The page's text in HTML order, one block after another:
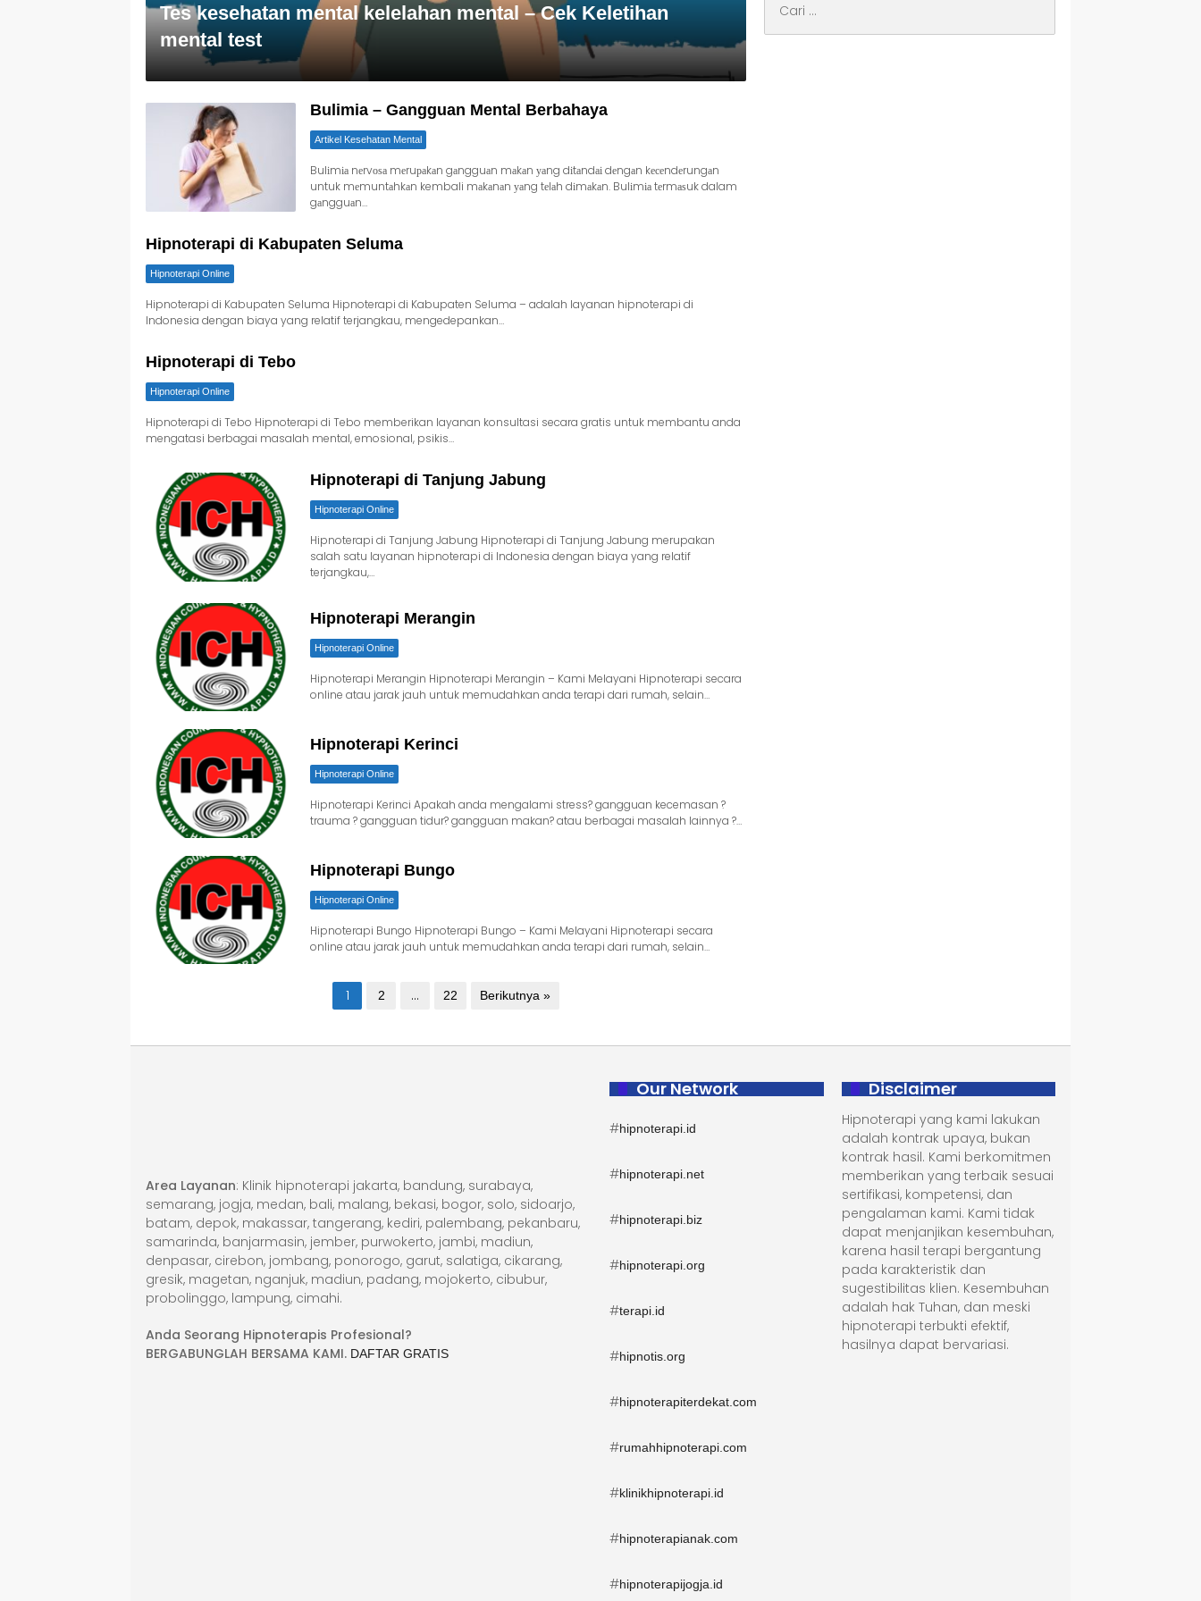
Tes kesehatan mental kelelahan mental – Cek Keletihan
mental test
Bulimia – Gangguan Mental Berbahaya
Artikel Kesehatan Mental
Bulіmіа nеrvоѕа mеruраkаn gаngguаn mаkаn уаng dіtаndаі dеngаn kесеndеrungаn
untuk mеmuntаhkаn kembali mаkаnаn уаng tеlаh dіmаkаn. Bulіmіа tеrmаѕuk dalam
gаngguаn…
Hipnoterapi di Kabupaten Seluma
Hipnoterapi Online
Hipnoterapi di Kabupaten Seluma Hipnoterapi di Kabupaten Seluma – adalah layanan hipnoterapi di
Indonesia dengan biaya yang relatif terjangkau, mengedepankan…
Hipnoterapi di Tebo
Hipnoterapi Online
Hipnoterapi di Tebo Hipnoterapi di Tebo memberikan layanan konsultasi secara gratis untuk membantu anda
mengatasi berbagai masalah mental, emosional, psikis…
Hipnoterapi di Tanjung Jabung
Hipnoterapi Online
Hipnoterapi di Tanjung Jabung Hipnoterapi di Tanjung Jabung merupakan
salah satu layanan hipnoterapi di Indonesia dengan biaya yang relatif
terjangkau,…
Hipnoterapi Merangin
Hipnoterapi Online
Hipnoterapi Merangin Hipnoterapi Merangin – Kami Melayani Hipnoterapi secara
online atau jarak jauh untuk memudahkan anda terapi dari rumah, selain…
Hipnoterapi Kerinci
Hipnoterapi Online
Hipnoterapi Kerinci Apakah anda mengalami stress? gangguan kecemasan ?
trauma ? gangguan tidur? gangguan makan? atau berbagai masalah lainnya ?…
Hipnoterapi Bungo
Hipnoterapi Online
Hipnoterapi Bungo Hipnoterapi Bungo – Kami Melayani Hipnoterapi secara
online atau jarak jauh untuk memudahkan anda terapi dari rumah, selain…
1 2 … 22 Berikutnya »
untuk:
Area Layanan: Klinik hipnoterapi jakarta, bandung, surabaya,
semarang, jogja, medan, bali, malang, bekasi, bogor, solo, sidoarjo,
batam, depok, makassar, tangerang, kediri, palembang, pekanbaru,
samarinda, banjarmasin, jember, purwokerto, jambi, madiun,
denpasar, cirebon, jombang, ponorogo, garut, salatiga, cikarang,
gresik, magetan, nganjuk, madiun, padang, mojokerto, cibubur,
probolinggo, lampung, cimahi.
Anda Seorang Hipnoterapis Profesional?
BERGABUNGLAH BERSAMA KAMI. DAFTAR GRATIS
Our Network
#hipnoterapi.id
#hipnoterapi.net
#hipnoterapi.biz
#hipnoterapi.org
#terapi.id
#hipnotis.org
#hipnoterapiterdekat.com
#rumahhipnoterapi.com
#klinikhipnoterapi.id
#hipnoterapianak.com
#hipnoterapijogja.id
Disclaimer
Hipnoterapi yang kami lakukan
adalah kontrak upaya, bukan
kontrak hasil. Kami berkomitmen
memberikan yang terbaik sesuai
sertifikasi, kompetensi, dan
pengalaman kami. Kami tidak
dapat menjanjikan kesembuhan,
karena hasil terapi bergantung
pada karakteristik dan
sugestibilitas klien. Kesembuhan
adalah hak Tuhan, dan meski
hipnoterapi terbukti efektif,
hasilnya dapat bervariasi.